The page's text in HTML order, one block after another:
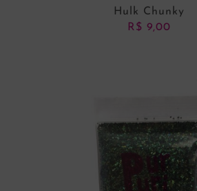
Hulk Chunky
R$ 9,00